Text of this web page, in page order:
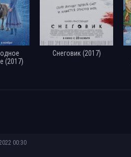
- 8889x5000] [85 шт.] (2022) JPG
| КПК | D
ExKinoRay | Лицензия
от HELLYWOOD | Лицензия
SuperMin | P2, A
| P2, A
(2017)
Снеговик (2017)
00:30